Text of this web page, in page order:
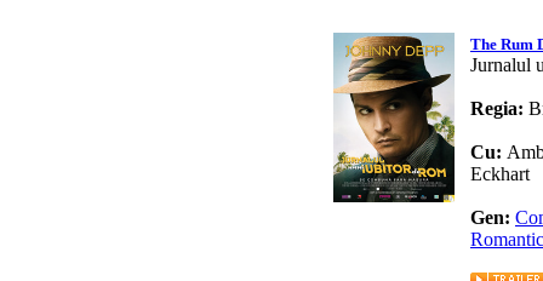
The Rum
Jurnalul
Regia:
Cu:
Eckhart
Gen:
Romantic